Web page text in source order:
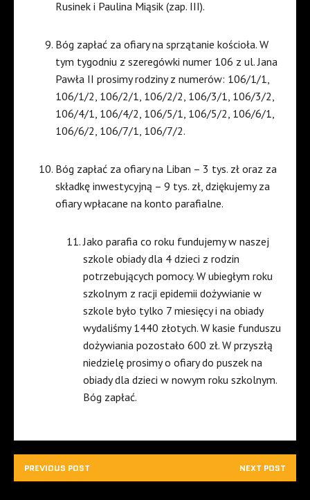
Rusinek i Paulina Miąsik (zap. III).
Bóg zapłać za ofiary na sprzątanie kościoła. W
tym tygodniu z szeregówki numer 106 z ul. Jana
Pawła II prosimy rodziny z numerów: 106/1/1,
106/1/2, 106/2/1, 106/2/2, 106/3/1, 106/3/2,
106/4/1, 106/4/2, 106/5/1, 106/5/2, 106/6/1,
106/6/2, 106/7/1, 106/7/2.
Bóg zapłać za ofiary na Liban – 3 tys. zł oraz za
składkę inwestycyjną – 9 tys. zł, dziękujemy za
ofiary wpłacane na konto parafialne.
Jako parafia co roku fundujemy w naszej
szkole obiady dla 4 dzieci z rodzin
potrzebujących pomocy. W ubiegłym roku
szkolnym z racji epidemii dożywianie w
szkole było tylko 7 miesięcy i na obiady
wydaliśmy 1440 złotych. W kasie funduszu
dożywiania pozostało 600 zł. W przyszłą
niedzielę prosimy o ofiary do puszek na
obiady dla dzieci w nowym roku szkolnym.
Bóg zapłać.
PREVIOUS POST NEXT POST